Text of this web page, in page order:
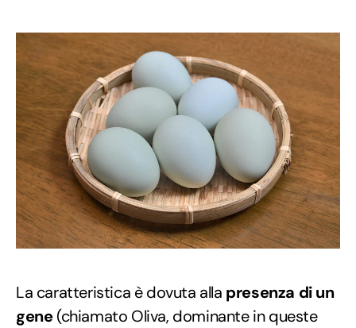
La caratteristica è dovuta alla presenza di un
gene(chiamato Oliva, dominante in queste